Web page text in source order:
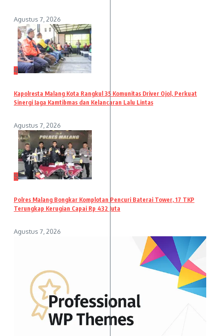
Agustus 7, 2026
4
Kapolresta Malang Kota Rangkul 35 Komunitas Driver Ojol, Perkuat
Sinergi Jaga Kamtibmas dan Kelancaran Lalu Lintas
Agustus 7, 2026
5
Polres Malang Bongkar Komplotan Pencuri Baterai Tower, 17 TKP
Terungkap Kerugian Capai Rp 432 Juta
Agustus 7, 2026